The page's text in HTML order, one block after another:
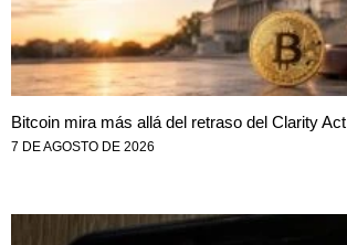
Bitcoin mira más allá del retraso del Clarity Act
7 DE AGOSTO DE 2026